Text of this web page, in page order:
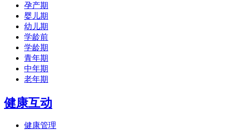
孕产期
婴儿期
幼儿期
学龄前
学龄期
青年期
中年期
老年期
健康互动
健康管理